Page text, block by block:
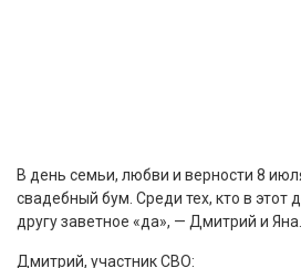
В день семьи, любви и верности 8
свадебный бум. Среди тех, кто в этот
другу заветное «да», — Дмитрий и Яна.
Дмитрий, участник СВО: